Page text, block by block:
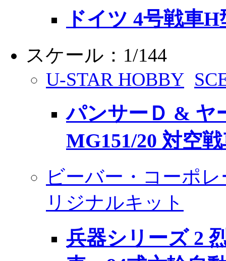
ドイツ 4号戦車
スケール：1/144
U-STAR HOBBY
パンサーＤ & ヤ
MG151/20 対空
ビーバー・コーポ
リジナルキット
兵器シリーズ 2